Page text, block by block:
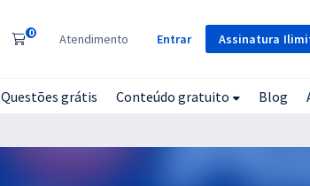
Assinatura
0 Atendimento Entrar
Questões grátis Conteúdo gratuito Blog